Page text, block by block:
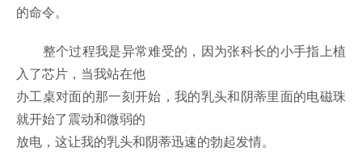
的命令。
整个过程我是异常难受的，因为张科长的小手指上植
入了芯片，当我站在他
办工桌对面的那一刻开始，我的乳头和阴蒂里面的电磁珠
就开始了震动和微弱的
放电，这让我的乳头和阴蒂迅速的勃起发情。